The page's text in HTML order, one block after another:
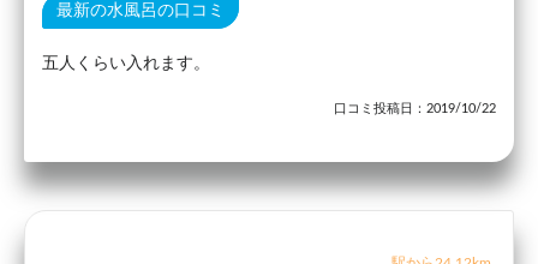
最新の水風呂の口コミ
五人くらい入れます。
口コミ投稿日：2019/10/22